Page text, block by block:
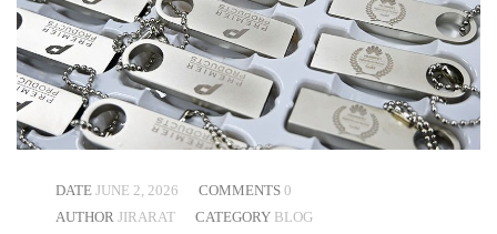
DATE JUNE 2, 2026 COMMENTS 0
AUTHOR JIRARAT CATEGORY BLOG